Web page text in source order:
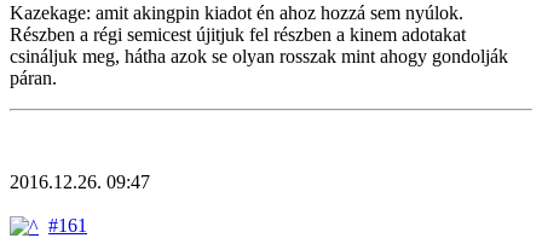
Kazekage: amit akingpin kiadot én ahoz hozzá sem nyúlok.
Részben a régi semicest újitjuk fel részben a kinem adotakat
csináljuk meg, hátha azok se olyan rosszak mint ahogy gondolják
páran.
2016.12.26. 09:47
#161